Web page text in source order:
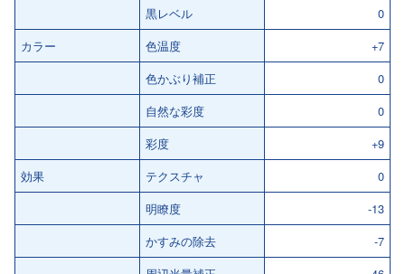
黒レベル
0
カラー
色温度
+7
色かぶり補正
0
自然な彩度
0
彩度
+9
効果
テクスチャ
0
明瞭度
-13
かすみの除去
-7